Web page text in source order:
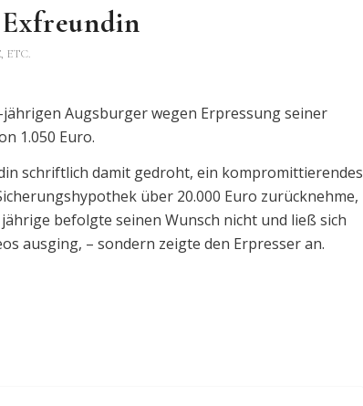
ETC.
Augsburger wegen Erpressung seiner
1.050 Euro.
schriftlich damit gedroht, ein kompromittierendes
über 20.000 Euro zurücknehme,
befolgte seinen Wunsch nicht und ließ sich
ausging, – sondern zeigte den Erpresser an.